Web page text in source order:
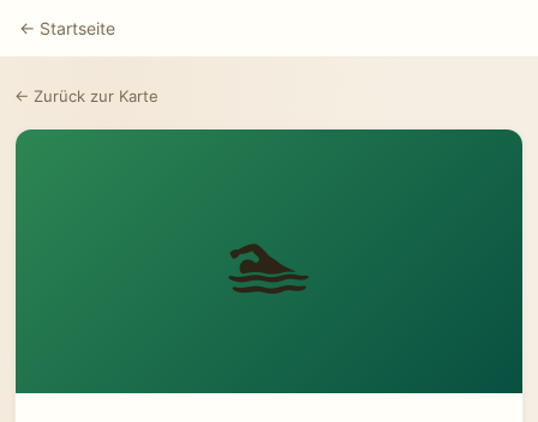
← Startseite
← Zurück zur Karte
🏊